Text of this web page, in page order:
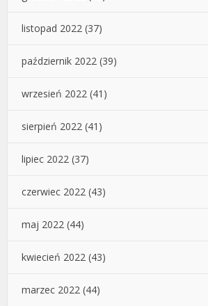
listopad 2022 (37)
październik 2022 (39)
wrzesień 2022 (41)
sierpień 2022 (41)
lipiec 2022 (37)
czerwiec 2022 (43)
maj 2022 (44)
kwiecień 2022 (43)
marzec 2022 (44)